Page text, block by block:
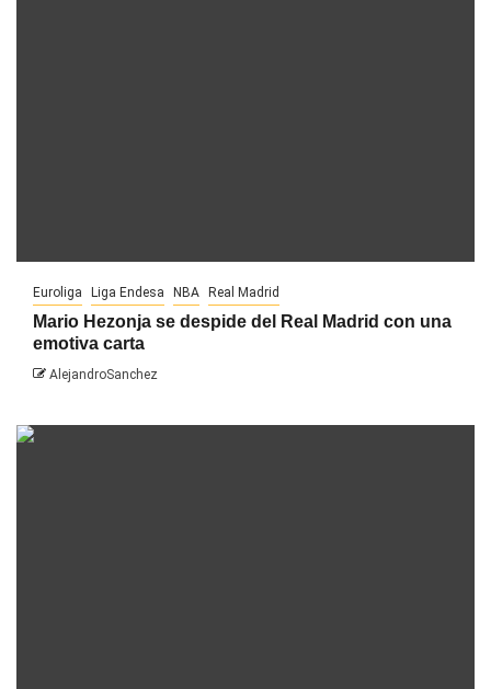
Euroliga Liga Endesa NBA Real Madrid
Mario Hezonja se despide del Real Madrid con una
emotiva carta
AlejandroSanchez